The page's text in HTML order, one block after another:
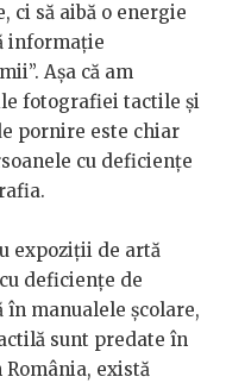
ci să aibă o energie
informație
Așa că am
fotografiei tactile și
pornire este chiar
cu deficiențe
expoziții de artă
deficiențe de
manualele școlare,
sunt predate în
există